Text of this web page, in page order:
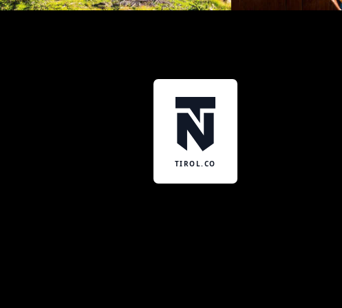
TIROL.CO